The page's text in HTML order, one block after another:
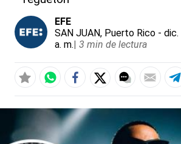
EFE
SAN JUAN, Puerto Rico - dic.
a. m.| 3 min de lectura